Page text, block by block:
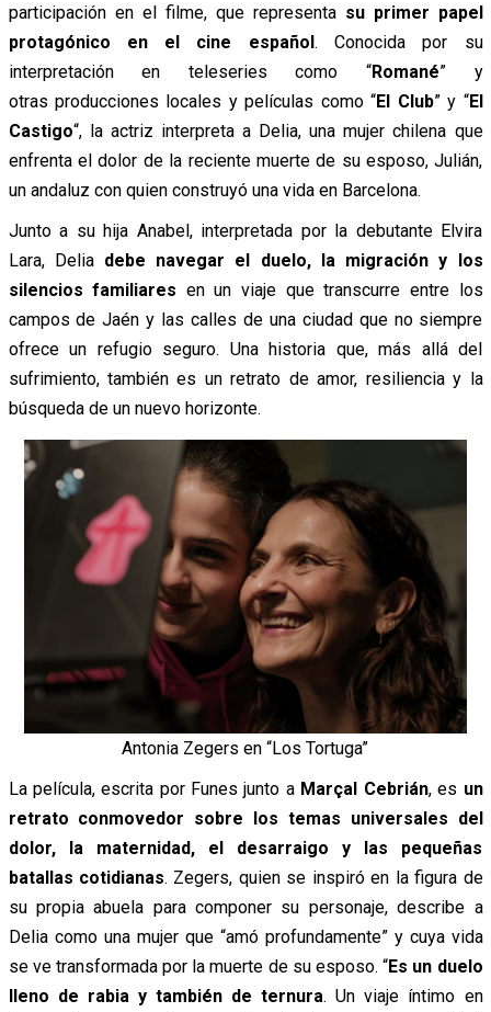
participación en el filme, que representa su primer papel
protagónico en el cine español. Conocida por su
interpretación en teleseries como “Romané” y
otras producciones locales y películas como “El Club” y “El
Castigo“, la actriz interpreta a Delia, una mujer chilena que
enfrenta el dolor de la reciente muerte de su esposo, Julián,
un andaluz con quien construyó una vida en Barcelona.
Junto a su hija Anabel, interpretada por la debutante Elvira
Lara, Delia debe navegar el duelo, la migración y los
silencios familiares en un viaje que transcurre entre los
campos de Jaén y las calles de una ciudad que no siempre
ofrece un refugio seguro. Una historia que, más allá del
sufrimiento, también es un retrato de amor, resiliencia y la
búsqueda de un nuevo horizonte.
Antonia Zegers en “Los Tortuga”
La película, escrita por Funes junto a Marçal Cebrián, es un
retrato conmovedor sobre los temas universales del
dolor, la maternidad, el desarraigo y las pequeñas
batallas cotidianas. Zegers, quien se inspiró en la figura de
su propia abuela para componer su personaje, describe a
Delia como una mujer que “amó profundamente” y cuya vida
se ve transformada por la muerte de su esposo. “Es un duelo
lleno de rabia y también de ternura. Un viaje íntimo en